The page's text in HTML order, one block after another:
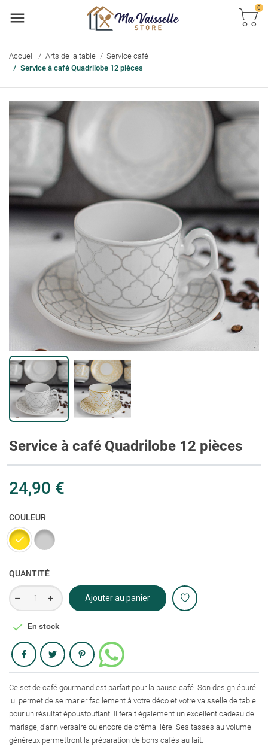
0
Accueil Arts de la table
Service café
Service à café Quadrilobe 12 pièces
Service à café Quadrilobe 12 pièces
24,90 €
COULEUR
Doré
Argenté
QUANTITÉ
Ajouter au panier
 En stock
Partager
Ce set de café gourmand est parfait pour la pause café. Son design épuré
lui permet de se marier facilement à votre déco et votre vaisselle de table
pour un résultat époustouflant. Il ferait également un excellent cadeau de
mariage, d’anniversaire ou encore de crémaillère. Ses tasses au volume
généreux permettront la préparation de bons cafés au lait.